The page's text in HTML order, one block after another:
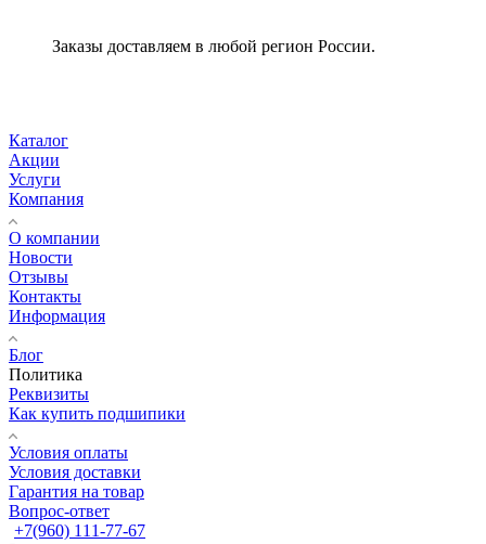
Заказы доставляем в любой регион России.
Каталог
Акции
Услуги
Компания
О компании
Новости
Отзывы
Контакты
Информация
Блог
Политика
Реквизиты
Как купить подшипики
Условия оплаты
Условия доставки
Гарантия на товар
Вопрос-ответ
+7(960) 111-77-67